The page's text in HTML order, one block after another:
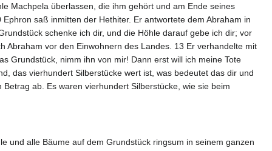
Machpela überlassen, die ihm gehört und am Ende seines
saß inmitten der Hethiter. Er antwortete dem Abraham in
schenke ich dir, und die Höhle darauf gebe ich dir; vor
Abraham vor den Einwohnern des Landes. 13 Er verhandelte mit
Grundstück, nimm ihn von mir! Dann erst will ich meine Tote
das vierhundert Silberstücke wert ist, was bedeutet das dir und
ab. Es waren vierhundert Silberstücke, wie sie beim
und alle Bäume auf dem Grundstück ringsum in seinem ganzen